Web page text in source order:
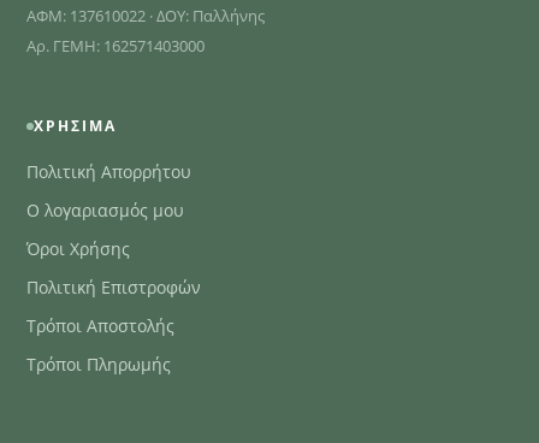
ΑΦΜ: 137610022 · ΔΟΥ: Παλλήνης
Αρ. ΓΕΜΗ: 162571403000
ΧΡΉΣΙΜΑ
Πολιτική Απορρήτου
Ο λογαριασμός μου
Όροι Χρήσης
Πολιτική Επιστροφών
Τρόποι Αποστολής
Τρόποι Πληρωμής